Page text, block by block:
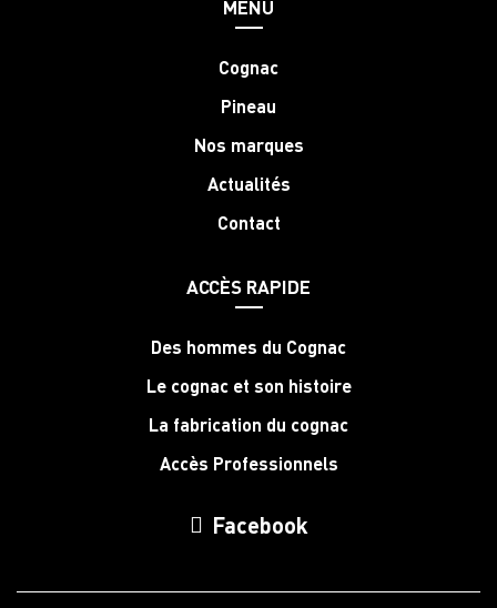
MENU
Cognac
Pineau
Nos marques
Actualités
Contact
ACCÈS RAPIDE
Des hommes du Cognac
Le cognac et son histoire
La fabrication du cognac
Accès Professionnels
Facebook